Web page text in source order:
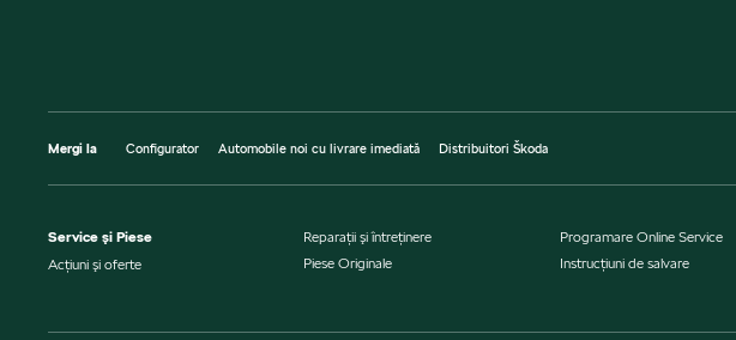
Mergi la Configurator Automobile noi cu livrare imediată Distribuitori Škoda
Service şi Piese
Acţiuni şi oferte
Reparaţii şi întreţinere
Piese Originale
Programare Online Service
Instrucţiuni de salvare